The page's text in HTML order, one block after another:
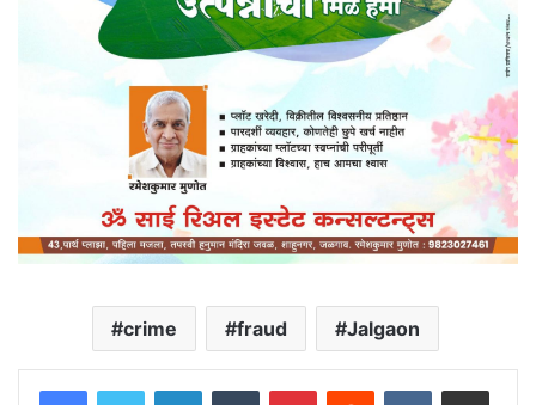
crime fraud Jalgaon
LinkedInTumblr PinterestReddit VKontakteShare via Email